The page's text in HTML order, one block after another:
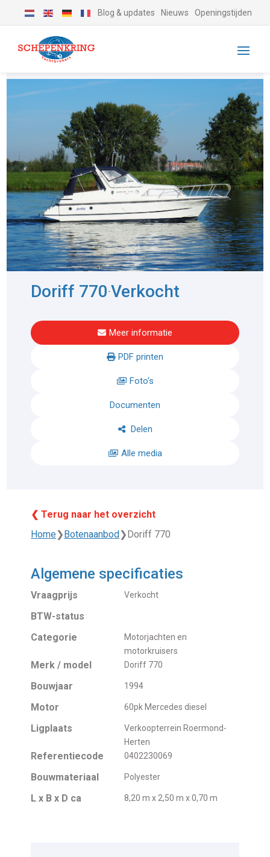
Blog & updates Nieuws Openingstijden
Doriff 770-Verkocht
Meer informatie
PDF printen
Foto's
Documenten
Delen
Alle media
❮ Terug naar het overzicht
Home❯ Botenaanbod ❯ Doriff 770
Algemene specificaties
Vraagprijs Verkocht
BTW-status
Categorie
Motorjachten en
motorkruisers
Merk / model Doriff 770
Bouwjaar 1994
Motor 60pk Mercedes diesel
Ligplaats
Verkoopterrein Roermond-
Herten
Referentiecode 0402230069
Bouwmateriaal Polyester
L x B x D ca 8,20 m x 2,50 m x 0,70 m